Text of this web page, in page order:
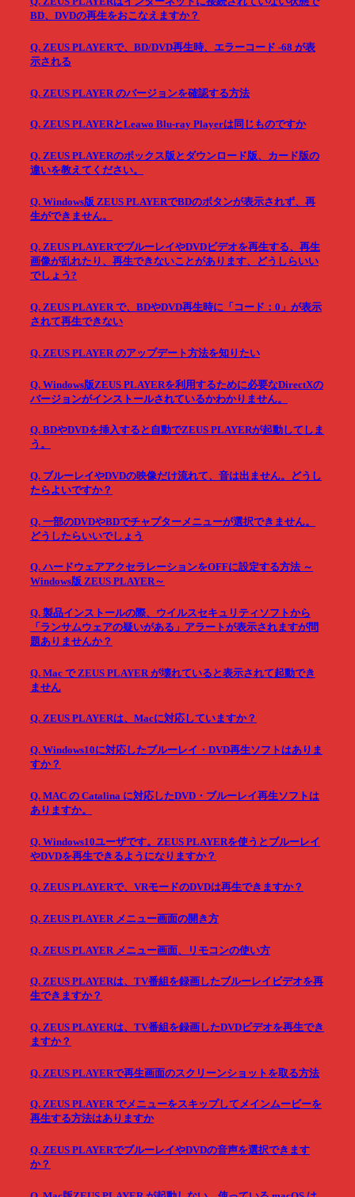
BD、DVDの再生をおこなえますか？
Q. ZEUS PLAYERで、BD/DVD再生時、エラーコード -68 が表
示される
Q. ZEUS PLAYER のバージョンを確認する方法
Q. ZEUS PLAYERとLeawo Blu-ray Playerは同じものですか
Q. ZEUS PLAYERのボックス版とダウンロード版、カード版の
違いを教えてください。
Q. Windows版 ZEUS PLAYERでBDのボタンが表示されず、再
生ができません。
Q. ZEUS PLAYERでブルーレイやDVDビデオを再生する、再生
画像が乱れたり、再生できないことがあります、どうしらいい
でしょう?
Q. ZEUS PLAYER で、BDやDVD再生時に「コード：0」が表示
されて再生できない
Q. ZEUS PLAYER のアップデート方法を知りたい
Q. Windows版ZEUS PLAYERを利用するために必要なDirectXの
バージョンがインストールされているかわかりません。
Q. BDやDVDを挿入すると自動でZEUS PLAYERが起動してしま
う。
Q. ブルーレイやDVDの映像だけ流れて、音は出ません。どうし
たらよいですか？
Q. 一部のDVDやBDでチャプターメニューが選択できません。
どうしたらいいでしょう
Q. ハードウェアアクセラレーションをOFFに設定する方法 ～
Windows版 ZEUS PLAYER～
Q. 製品インストールの際、ウイルスセキュリティソフトから
「ランサムウェアの疑いがある」アラートが表示されますが問
題ありませんか？
Q. Mac で ZEUS PLAYER が壊れていると表示されて起動でき
ません
Q. ZEUS PLAYERは、Macに対応していますか？
Q. Windows10に対応したブルーレイ・DVD再生ソフトはありま
すか？
Q. MAC の Catalina に対応したDVD・ブルーレイ再生ソフトは
ありますか。
Q. Windows10ユーザです。ZEUS PLAYERを使うとブルーレイ
やDVDを再生できるようになりますか？
Q. ZEUS PLAYERで、VRモードのDVDは再生できますか？
Q. ZEUS PLAYER メニュー画面の開き方
Q. ZEUS PLAYER メニュー画面、リモコンの使い方
Q. ZEUS PLAYERは、TV番組を録画したブルーレイビデオを再
生できますか？
Q. ZEUS PLAYERは、TV番組を録画したDVDビデオを再生でき
ますか？
Q. ZEUS PLAYERで再生画面のスクリーンショットを取る方法
Q. ZEUS PLAYER でメニューをスキップしてメインムービーを
再生する方法はありますか
Q. ZEUS PLAYERでブルーレイやDVDの音声を選択できます
か？